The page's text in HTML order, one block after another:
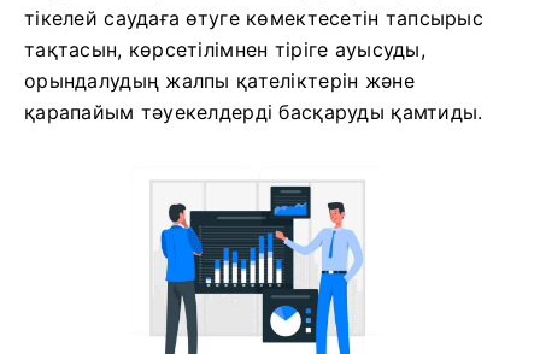
тікелей саудаға өтуге көмектесетін тапсырыс
тақтасын, көрсетілімнен тіріге ауысуды,
орындалудың жалпы қателіктерін және
қарапайым тәуекелдерді басқаруды қамтиды.